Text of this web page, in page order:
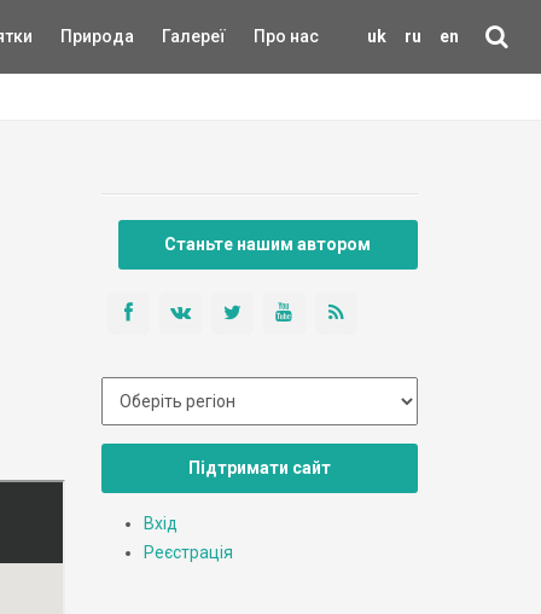
uk ru en
Природа Галереї Про нас
Станьте нашим автором
Підтримати сайт
Вхід
Реєстрація